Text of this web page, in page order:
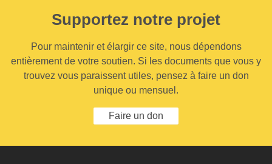
Supportez notre projet
Pour maintenir et élargir ce site, nous dépendons
entièrement de votre soutien. Si les documents que vous y
trouvez vous paraissent utiles, pensez à faire un don
unique ou mensuel.
Faire un don